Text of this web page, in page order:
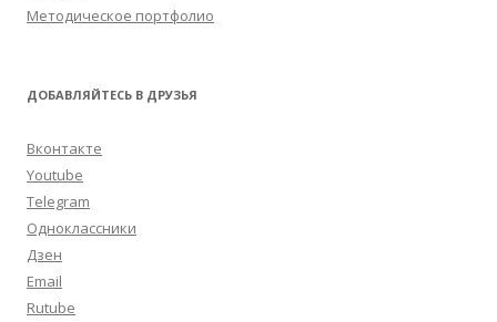
Методическое портфолио
ДОБАВЛЯЙТЕСЬ В ДРУЗЬЯ
Вконтакте
Youtube
Telegram
Одноклассники
Дзен
Email
Rutube